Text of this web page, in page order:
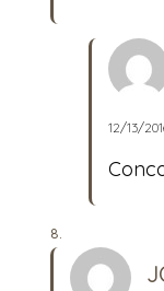
12/13/